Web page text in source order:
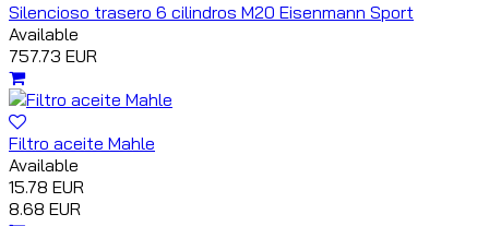
Silencioso trasero 6 cilindros M20 Eisenmann Sport
Available
757.73 EUR
Filtro aceite Mahle
Available
15.78 EUR
8.68 EUR